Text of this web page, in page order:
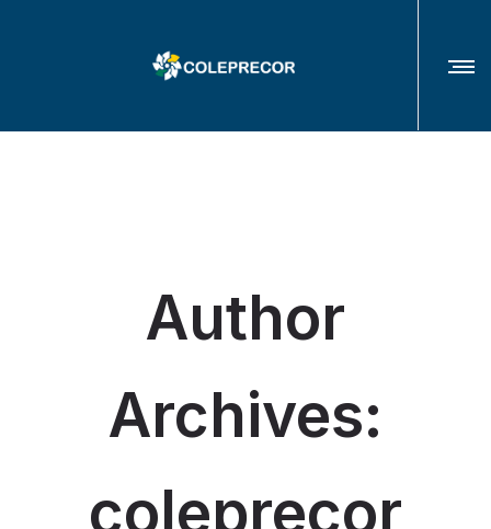
Author
Archives:
coleprecor